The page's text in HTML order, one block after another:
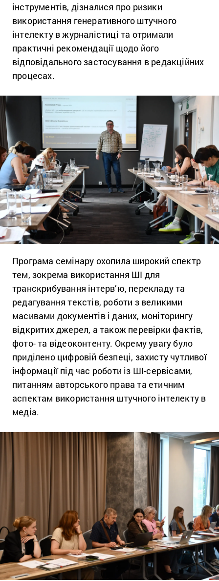
інструментів, дізналися про ризики
використання генеративного штучного
інтелекту в журналістиці та отримали
практичні рекомендації щодо його
відповідального застосування в редакційних
процесах.
Програма семінару охопила широкий спектр
тем, зокрема використання ШІ для
транскрибування інтерв’ю, перекладу та
редагування текстів, роботи з великими
масивами документів і даних, моніторингу
відкритих джерел, а також перевірки фактів,
фото- та відеоконтенту. Окрему увагу було
приділено цифровій безпеці, захисту чутливої
інформації під час роботи із ШІ-сервісами,
питанням авторського права та етичним
аспектам використання штучного інтелекту в
медіа.